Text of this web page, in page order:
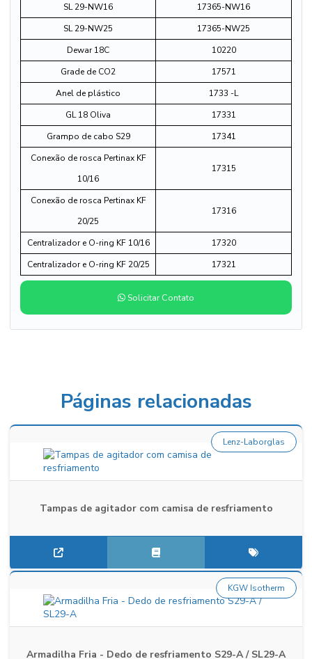
SL 29-NW16
17365-NW16
SL 29-NW25
17365-NW25
Dewar 18C
10220
Grade de CO2
17571
Anel de plástico
1733 -L
GL 18 Oliva
17331
Grampo de cabo S29
17341
Conexão de rosca Pertinax KF
10/16
17315
Conexão de rosca Pertinax KF
20/25
17316
Centralizador e O-ring KF 10/16
17320
Centralizador e O-ring KF 20/25
17321
Solicitar Contato
Páginas relacionadas
Tampas de agitador com camisa de resfriamento
Lenz-Laborglas
Armadilha Fria - Dedo de resfriamento S29-A / SL29-A
KGW Isotherm